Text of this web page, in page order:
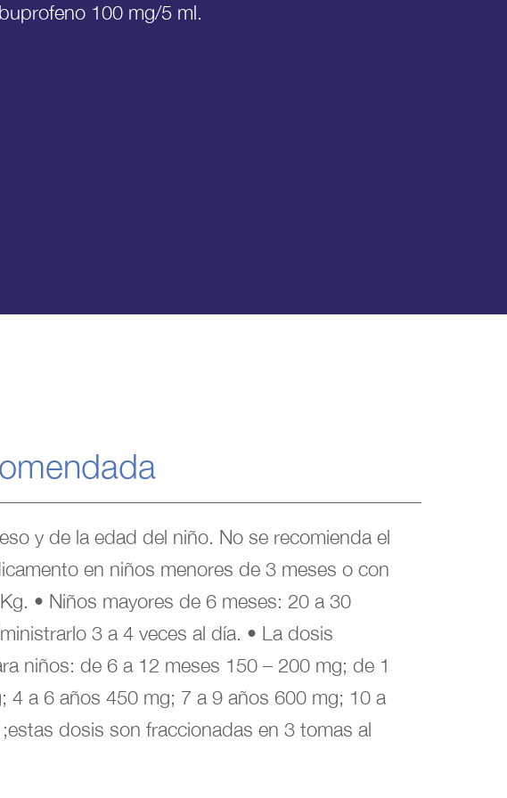
100 mg/5 ml.
y de la edad del niño. No se recomienda el
en niños menores de 3 meses o con
• Niños mayores de 6 meses: 20 a 30
3 a 4 veces al día. • La dosis
niños: de 6 a 12 meses 150 – 200 mg; de 1
4 a 6 años 450 mg; 7 a 9 años 600 mg; 10 a
dosis son fraccionadas en 3 tomas al